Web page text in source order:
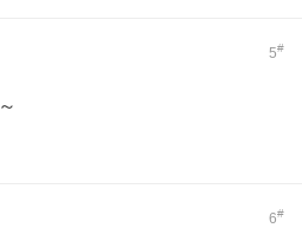
5#
6#